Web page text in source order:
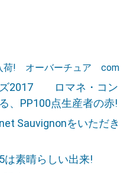
荷! オーバーチュア com
ズ2017 ロマネ・コン
、PP100点生産者の赤!
Sauvignonをいただき
は素晴らしい出来!